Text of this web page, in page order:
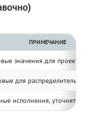
ПРИМЕЧАНИЕ
значения для
для распределительных
исполнения, уточнять по